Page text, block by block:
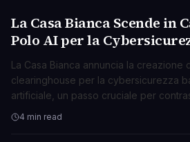
TECNOLOGIA
La Casa Bianca Scende in
Polo AI per la
La Casa Bianca annuncia la creazione
clearinghouse per la cybersicurezza
artificiale, un passo cruciale per
emergenti.
4 min read